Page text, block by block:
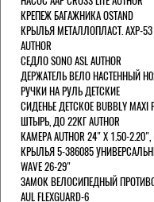
КРЕПЕЖ БАГАЖНИКА OSTAND
КРЫЛЬЯ МЕТАЛЛОПЛАСТ. AXP-
AUTHOR
СЕДЛО SONO ASL AUTHOR
ДЕРЖАТЕЛЬ ВЕЛО НАСТЕННЫЙ
РУЧКИ НА РУЛЬ ДЕТСКИЕ
СИДЕНЬЕ ДЕТСКОЕ BUBBLY MAXI
ШТЫРЬ, ДО 22КГ AUTHOR
КАМЕРА AUTHOR 24" Х 1.50-2.20",
КРЫЛЬЯ 5-386085
WAVE 26-29"
ЗАМОК ВЕЛОСИПЕДНЫЙ
AUL FLEXGUARD-6